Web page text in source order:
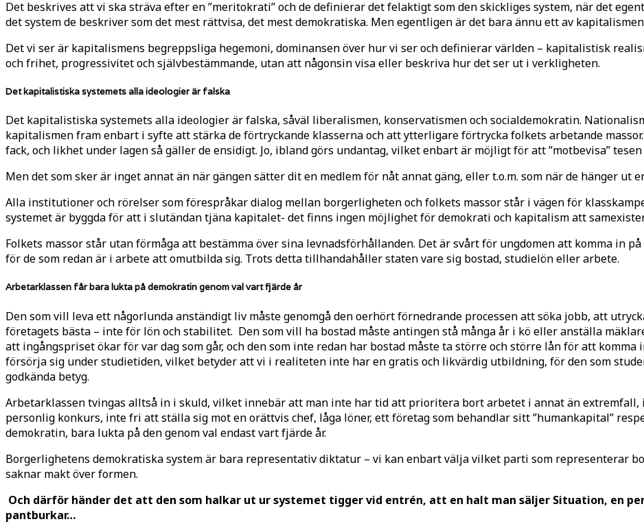
Det beskrives att vi ska sträva efter en ”meritokrati” och de definierar det felaktigt som den skickliges system, när det
det system de beskriver som det mest rättvisa, det mest demokratiska. Men egentligen är det bara ännu ett av
Det vi ser är kapitalismens begreppsliga hegemoni, dominansen över hur vi ser och definierar världen – kapitalistisk
och frihet, progressivitet och självbestämmande, utan att någonsin visa eller beskriva hur det ser ut i verkligheten.
Det kapitalistiska systemets alla ideologier är falska
Det kapitalistiska systemets alla ideologier är falska, såväl liberalismen, konservatismen och socialdemokratin.
kapitalismen fram enbart i syfte att stärka de förtryckande klasserna och att ytterligare förtrycka folkets arbetande
fack, och likhet under lagen så gäller de ensidigt. Jo, ibland görs undantag, vilket enbart är möjligt för att ”motbevisa”
Men det som sker är inget annat än när gängen sätter dit en medlem för nåt annat gäng, eller t.o.m. som när de hänger ut
Alla institutioner och rörelser som förespråkar dialog mellan borgerligheten och folkets massor står i vägen för
systemet är byggda för att i slutändan tjäna kapitalet- det finns ingen möjlighet för demokrati och kapitalism att
Folkets massor står utan förmåga att bestämma över sina levnadsförhållanden. Det är svårt för ungdomen att komma in
för de som redan är i arbete att omutbilda sig. Trots detta tillhandahåller staten vare sig bostad, studielön eller arbete.
Arbetarklassen får bara lukta på demokratin genom val vart fjärde år
Den som vill leva ett någorlunda anständigt liv måste genomgå den oerhört förnedrande processen att söka jobb, att
företagets bästa – inte för lön och stabilitet. Den som vill ha bostad måste antingen stå många år i kö eller anställa
att ingångspriset ökar för var dag som går, och den som inte redan har bostad måste ta större och större lån för att
försörja sig under studietiden, vilket betyder att vi i realiteten inte har en gratis och likvärdig utbildning, för den som
godkända betyg.
Arbetarklassen tvingas alltså in i skuld, vilket innebär att man inte har tid att prioritera bort arbetet i annat än
personlig konkurs, inte fri att ställa sig mot en orättvis chef, låga löner, ett företag som behandlar sitt ”humankapital”
demokratin, bara lukta på den genom val endast vart fjärde år.
Borgerlighetens demokratiska system är bara representativ diktatur – vi kan enbart välja vilket parti som representerar
saknar makt över formen.
Och därför händer det att den som halkar ut ur systemet tigger vid entrén, att en halt man säljer Situation, en
pantburkar…